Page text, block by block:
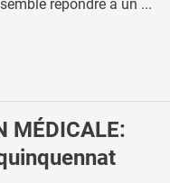
répondre à un ...
MÉDICALE: